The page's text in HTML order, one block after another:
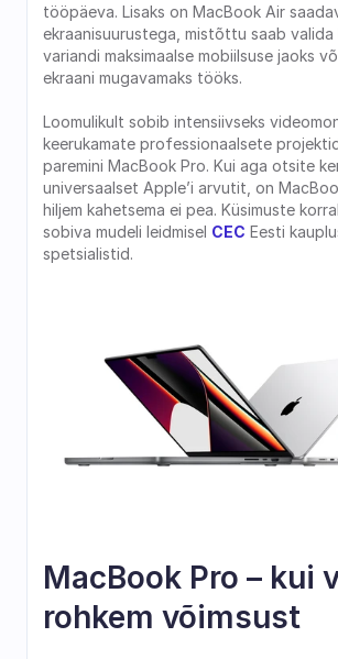
tööpäeva. Lisaks on MacBook Air
ekraanisuurustega, mistõttu saab valida
variandi maksimaalse mobiilsuse jaoks
ekraani mugavamaks tööks.
Loomulikult sobib intensiivseks
keerukamate professionaalsete
paremini MacBook Pro. Kui aga otsite
universaalset Apple’i arvutit, on
hiljem kahetsema ei pea. Küsimuste
sobiva mudeli leidmisel CEC Eesti
spetsialistid.
MacBook Pro – kui
rohkem võimsust